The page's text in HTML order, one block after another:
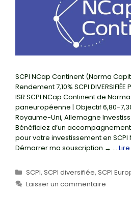
SCPI NCap Continent (Norma
Rendement 7,10% SCPI DIVERSIFIÉE
ISR SCPI NCap Continent de
paneuropéenne | Objectif 6,80-
Royaume-Uni, Allemagne
Bénéficiez d’un
pour votre investissement en SCPI
Démarrer ma souscription → …
Catégories
SCPI, SCPI diversifiée, SCPI
Laisser un commentaire